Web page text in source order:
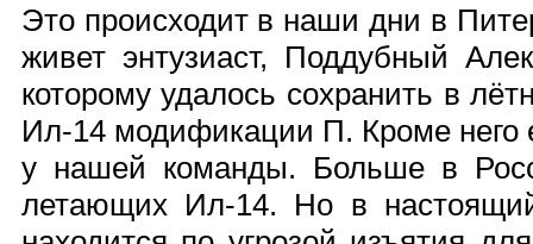
Это происходит в наши дни в
живет энтузиаст, Поддубный
которому удалось сохранить в
Ил-14 модификации П. Кроме него
у нашей команды. Больше в
летающих Ил-14. Но в